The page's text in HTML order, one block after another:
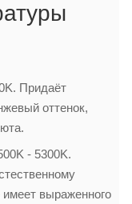
Придаёт
оттенок,
- 5300K.
выраженного